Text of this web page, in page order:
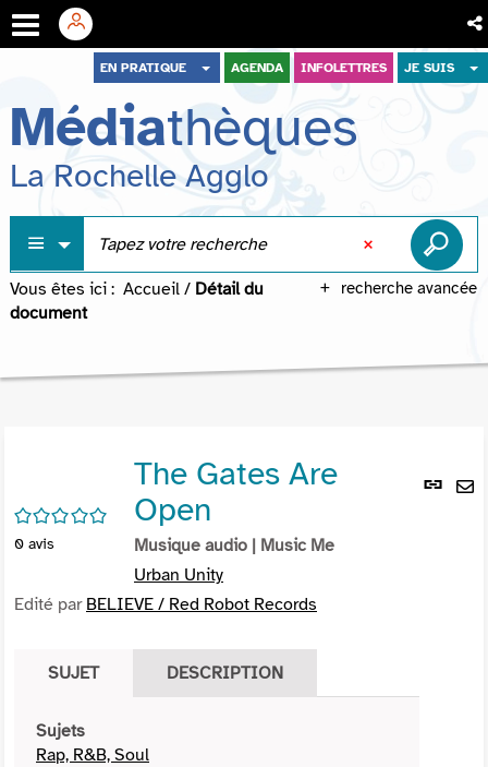
menu
contenu
recherche
EN PRATIQUE AGENDA INFOLETTRES JE SUIS
Médiathèques
La Rochelle Agglo
recherche avancée
Vous êtes ici : Accueil / Détail du
document
Lien
/5
0 avis
The Gates Are
Open
Musique audio | Music Me
Urban Unity
Edité par BELIEVE / Red Robot Records
SUJET DESCRIPTION
Sujets
Rap, R&B, Soul